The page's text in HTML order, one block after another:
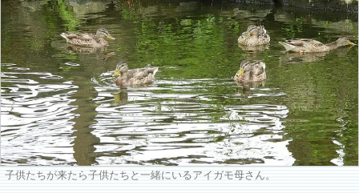
子供たちが来たら子供たちと一緒にいるアイガモ母さん。